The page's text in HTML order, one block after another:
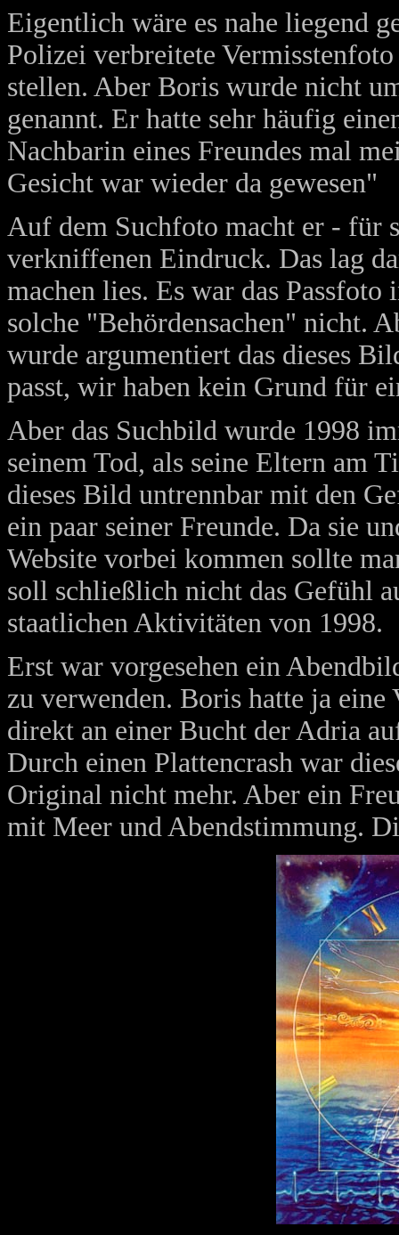
Eigentlich wäre es nahe liegend
Polizei verbreitete
stellen. Aber Boris wurde nicht
genannt. Er hatte sehr häufig
Nachbarin eines Freundes mal
Gesicht war wieder da gewesen"
Auf dem Suchfoto macht er - für
verkniffenen Eindruck. Das lag
machen lies. Es war das
solche "Behördensachen" nicht.
wurde argumentiert das dieses
passt, wir haben kein Grund für
Aber das Suchbild wurde 1998
seinem Tod, als seine Eltern am
dieses Bild untrennbar mit den
ein paar seiner Freunde. Da sie
Website vorbei kommen sollte
soll schließlich nicht das Gefühl
staatlichen Aktivitäten von 1998.
Erst war vorgesehen ein
zu verwenden. Boris hatte ja
direkt an einer Bucht der Adria
Durch einen Plattencrash war
Original nicht mehr. Aber ein
mit Meer und Abendstimmung.